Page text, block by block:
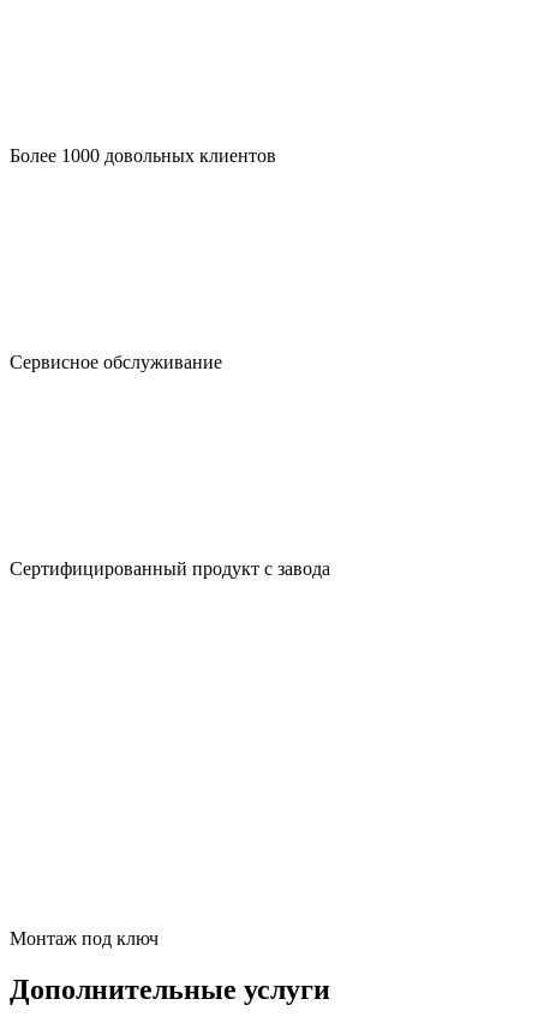
Более 1000 довольных клиентов
Сервисное обслуживание
Сертифицированный продукт с завода
Монтаж под ключ
Дополнительные услуги